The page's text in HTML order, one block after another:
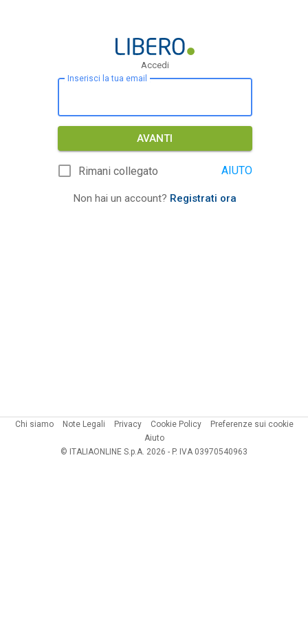
Accedi
Inserisci la tua email
AVANTI
Rimani collegato AIUTO
Non hai un account? Registrati ora
Chi siamo Note Legali Privacy Cookie Policy
Preferenze sui cookie
Aiuto
© ITALIAONLINE S.p.A. 2026 - P. IVA 03970540963